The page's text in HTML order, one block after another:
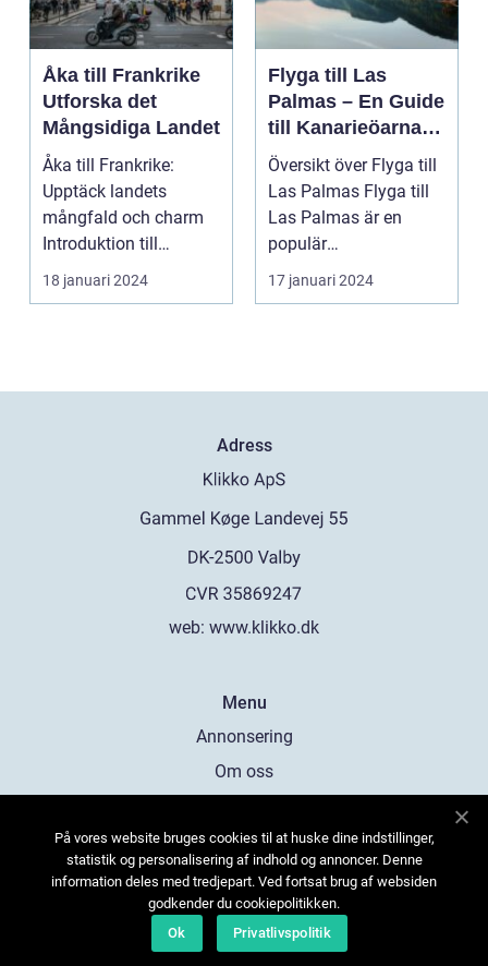
Åka till Frankrike
Utforska det
Mångsidiga Landet
Åka till Frankrike:
Upptäck landets
mångfald och charm
Introduktion till
Frankrike och dess
popular...
18 januari 2024
Flyga till Las
Palmas – En Guide
till Kanarieöarnas
Pärla
Översikt över Flyga till
Las Palmas Flyga till
Las Palmas är en
populär
semesterdestination
för män...
17 januari 2024
Adress
web: www.klikko.dk
Menu
Annonsering
Om oss
Kontakta oss
Sitemap
På vores website bruges cookies til at huske dine indstillinger,
statistik og personalisering af indhold og annoncer. Denne
information deles med tredjepart. Ved fortsat brug af websiden
godkender du cookiepolitikken.
Ok
Privatlivspolitik